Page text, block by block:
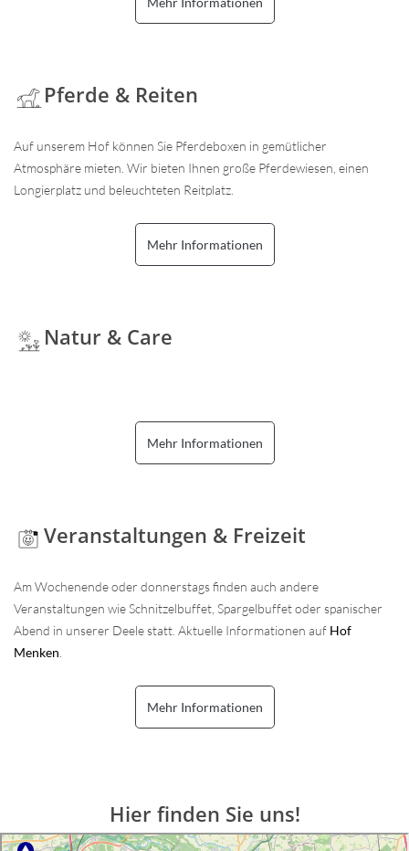
Pferde & Reiten
Auf unserem Hof können Sie Pferdeboxen in gemütlicher
Atmosphäre mieten. Wir bieten Ihnen große Pferdewiesen, einen
Longierplatz und beleuchteten Reitplatz.
Mehr Informationen
Natur & Care
Mehr Informationen
Veranstaltungen & Freizeit
Am Wochenende oder donnerstags finden auch andere
Veranstaltungen wie Schnitzelbuffet, Spargelbuffet oder spanischer
Abend in unserer Deele statt. Aktuelle Informationen auf Hof
Menken
Mehr Informationen
Hier finden Sie uns!